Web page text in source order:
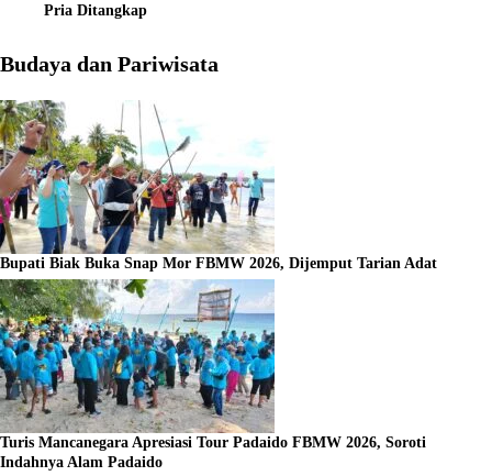
Pria Ditangkap
Budaya dan Pariwisata
Bupati Biak Buka Snap Mor FBMW 2026, Dijemput Tarian Adat
Turis Mancanegara Apresiasi Tour Padaido FBMW 2026, Soroti
Indahnya Alam Padaido